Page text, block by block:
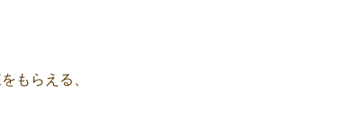
もらえる、